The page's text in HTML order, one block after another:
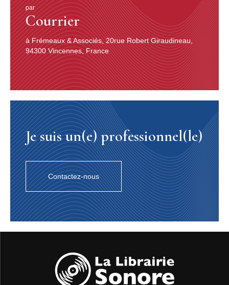
par
Courrier
à Frémeaux & Associés, 20rue Robert Giraudineau,
94300 Vincennes, France
Je suis un(e) professionnel(le)
Contactez-nous